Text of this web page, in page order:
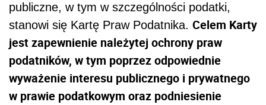
publiczne, w tym w szczególności podatki,
stanowi się Kartę Praw Podatnika. Celem Karty
jest zapewnienie należytej ochrony praw
podatników, w tym poprzez odpowiednie
wyważenie interesu publicznego i prywatnego
w prawie podatkowym oraz podniesienie